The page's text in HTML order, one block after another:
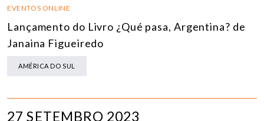
EVENTOS ONLINE
Lançamento do Livro ¿Qué pasa, Argentina? de
Janaina Figueiredo
AMÉRICA DO SUL
27 SETEMBRO 2023